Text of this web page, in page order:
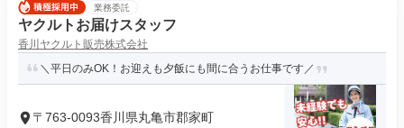
業務委託
ヤクルトお届けスタッフ
香川ヤクルト販売株式会社
＼平日のみOK！お迎えも夕飯にも間に合うお仕事です／
〒763-0093香川県丸亀市郡家町